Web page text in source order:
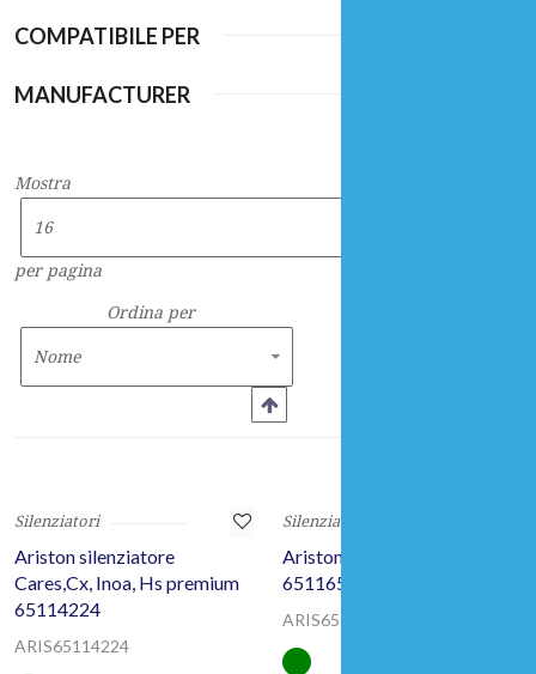
COMPATIBILE PER
MANUFACTURER
Mostra
per pagina
Ordina per
Silenziatori
Ariston silenziatore
Cares,Cx, Inoa, Hs premium
65114224
ARIS65114224
Silenziatori
Ariston silenziatore Cares S
65116598
ARIS65116598